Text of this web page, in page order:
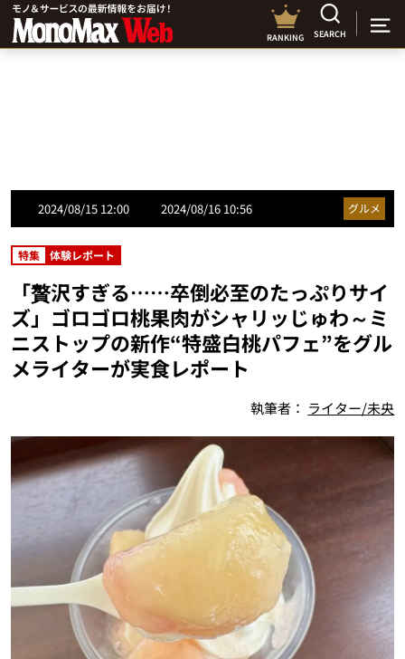
RANKING SEARCH
2024/08/15 12:00 2024/08/16 10:56 グルメ
特集 体験レポート
「贅沢すぎる……卒倒必至のたっぷりサイ
ズ」ゴロゴロ桃果肉がシャリッじゅわ～ミ
ニストップの新作“特盛白桃パフェ”をグル
メライターが実食レポート
執筆者： ライター/未央